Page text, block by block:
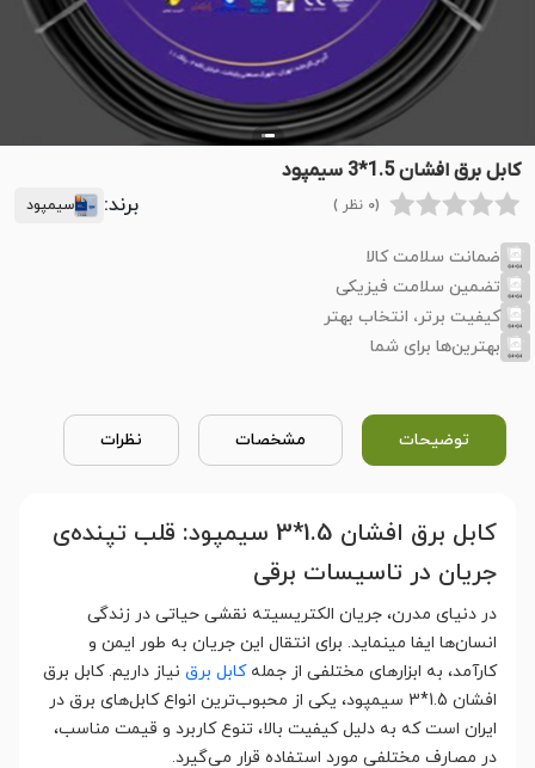
کابل برق افشان 1.5*3 سیمپود
(0 نظر ) برند: سیمپود
ضمانت سلامت کالا
تضمین سلامت فیزیکی
کیفیت برتر، انتخاب بهتر
بهترین‌ها برای شما
توضیحات مشخصات نظرات
کابل برق افشان 1.5*3 سیمپود: قلب تپنده‌ی
جریان در تاسیسات برقی
در دنیای مدرن، جریان الکتریسیته نقشی حیاتی در زندگی
انسان‌ها ایفا مینماید. برای انتقال این جریان به طور ایمن و
کارآمد، به ابزارهای مختلفی از جملهکابل برق نیاز داریم. کابل برق
افشان 1.5*3 سیمپود، یکی از محبوب‌ترین انواع کابل‌های برق در
ایران است که به دلیل کیفیت بالا، تنوع کاربرد و قیمت مناسب،
در مصارف مختلفی مورد استفاده قرار می‌گیرد.